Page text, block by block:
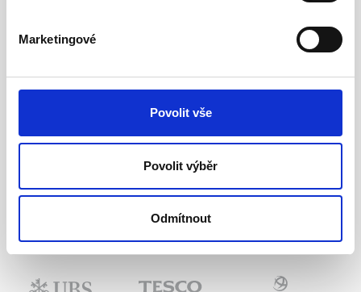
Marketingové
Povolit vše
Povolit výběr
Odmítnout
Máme patent na snášení modrého z nebe. Díky silné,
dlouholeté pozici na trhu disponujeme zkušenostmi a
Jsme rodinná firma a obchod stavíme na zdravých
hodnotách.